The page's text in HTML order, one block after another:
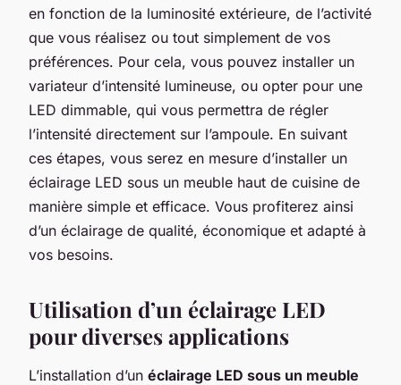
en fonction de la luminosité extérieure, de l’activité
que vous réalisez ou tout simplement de vos
préférences. Pour cela, vous pouvez installer un
variateur d’intensité lumineuse, ou opter pour une
LED dimmable, qui vous permettra de régler
l’intensité directement sur l’ampoule. En suivant
ces étapes, vous serez en mesure d’installer un
éclairage LED sous un meuble haut de cuisine de
manière simple et efficace. Vous profiterez ainsi
d’un éclairage de qualité, économique et adapté à
vos besoins.
Utilisation d’un éclairage LED
pour diverses applications
L’installation d’un éclairage LED sous un meuble